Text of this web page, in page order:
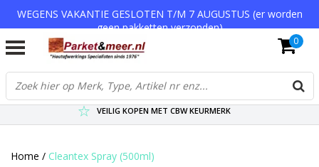
WEGENS VAKANTIE GESLOTEN T/M 7 AUGUSTUS (er worden
geen pakketten verzonden)
VERZENDKOSTEN € 7,95 (GRATIS VA €75,-)
SCHERPSTE PRIJZEN TOT WEL 75% KORTING !
VEILIG KOPEN MET CBW KEURMERK
0
Home / Cleantex Spray (500ml)